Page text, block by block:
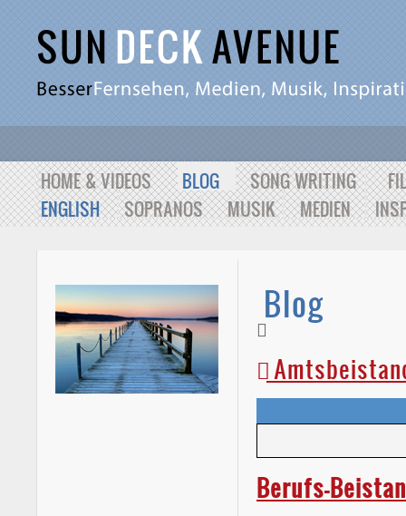
HOME & VIDEOS BLOG SONG WRITING
ENGLISH
SOPRANOS MUSIK MEDIEN
Blog
Berufs-